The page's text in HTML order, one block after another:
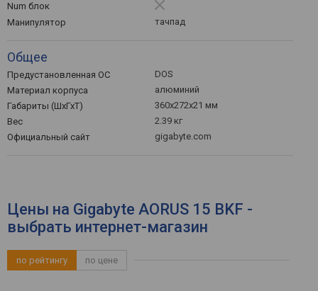
Num блок
Манипулятор
тачпад
Общее
Предустановленная ОС
DOS
Материал корпуса
алюминий
Габариты (ШхГхТ)
360x272x21 мм
Вес
2.39 кг
Официальный сайт
gigabyte.com
Цены на Gigabyte AORUS 15 BKF -
выбрать интернет-магазин
по рейтингу по цене